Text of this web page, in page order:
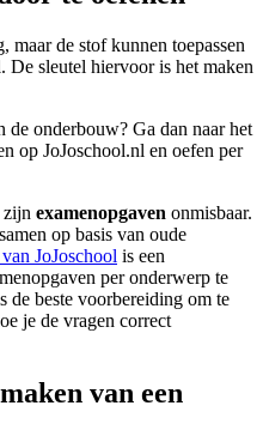
maar de stof kunnen toepassen
De sleutel hiervoor is het maken
de onderbouw? Ga dan naar het
op JoJoschool.nl en oefen per
zijn examenopgaven onmisbaar.
op basis van oude
JoJoschool is een
per onderwerp te
de beste voorbereiding om te
je de vragen correct
van een